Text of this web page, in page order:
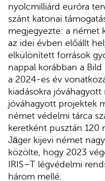
nyolcmilliárd euróra
szánt katonai
megjegyezte: a német
az idei évben előállt
elkülönített források
nappal korábban a
a 2024-es év
kiadásokra
jóváhagyott projektek
német védelmi tárca
keretként pusztán 120
Jäger kijevi német
közölte, hogy 2023
IRIS–T légvédelmi
három mellé.